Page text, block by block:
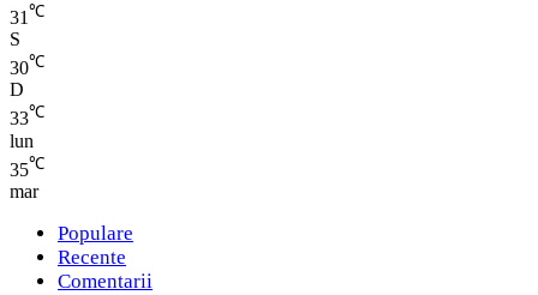
31 ℃
S
30℃
D
33℃
lun
35℃
mar
Populare
Recente
Comentarii